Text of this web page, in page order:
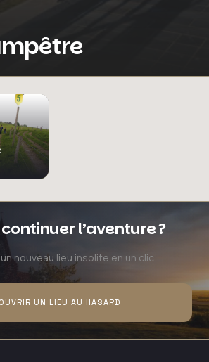
continuer l’aventure ?
nouveau lieu insolite en un clic.
UN LIEU AU HASARD